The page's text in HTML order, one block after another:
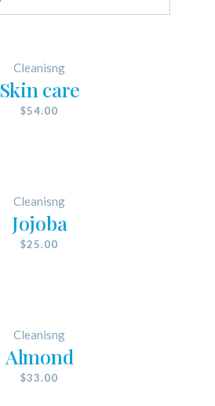
Cleanisng
Skin care
$54.00
Cleanisng
Jojoba
$25.00
Cleanisng
Almond
$33.00